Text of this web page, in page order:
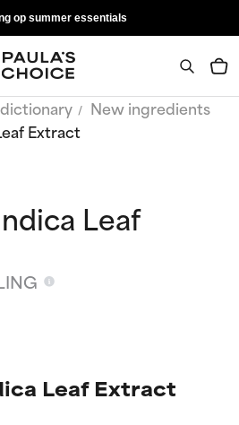
op summer essentials
New ingredients
Extract
Leaf
Leaf Extract